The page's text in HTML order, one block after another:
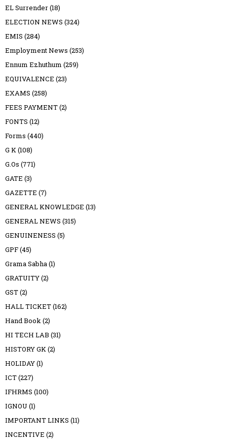
EL Surrender(18)
ELECTION NEWS (324)
EMIS (284)
Employment News (253)
Ennum Ezhuthum (259)
EQUIVALENCE (23)
EXAMS (258)
FEES PAYMENT(2)
FONTS (12)
Forms (440)
G K(108)
G.Os (771)
GATE (3)
GAZETTE (7)
GENERAL KNOWLEDGE (13)
GENERAL NEWS (315)
GENUINENESS (5)
GPF(45)
Grama Sabha(1)
GRATUITY(2)
GST(2)
HALL TICKET(162)
Hand Book(2)
HI TECH LAB (31)
HISTORY GK(2)
HOLIDAY(1)
ICT(227)
IFHRMS (100)
IGNOU (1)
IMPORTANT LINKS (11)
INCENTIVE (2)